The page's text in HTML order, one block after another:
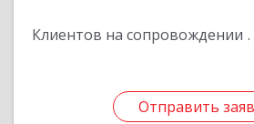
Клиентов на сопровождении
Отправить
Отправить